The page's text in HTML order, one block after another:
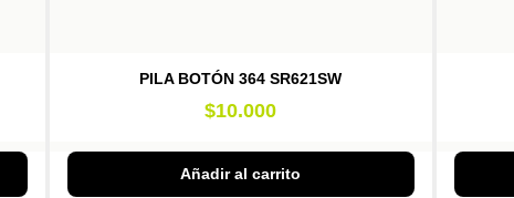
PILA BOTÓN 364 SR621SW
$10.000
Añadir al carrito